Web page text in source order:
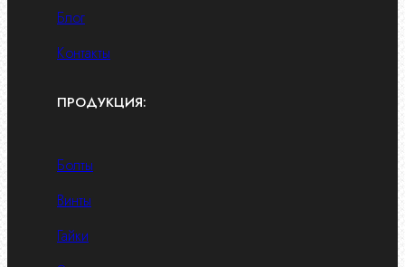
Блог
Контакты
ПРОДУКЦИЯ:
Болты
Винты
Гайки